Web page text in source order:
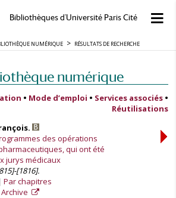
Bibliothèques d'Université Paris Cité
NUMÉRIQUE RÉSULTATS DE RECHERCHE
numérique
• Mode d’emploi • Services associés •
Réutilisations
des opérations
qui ont été
jurys médicaux
[1816].
Par chapitres